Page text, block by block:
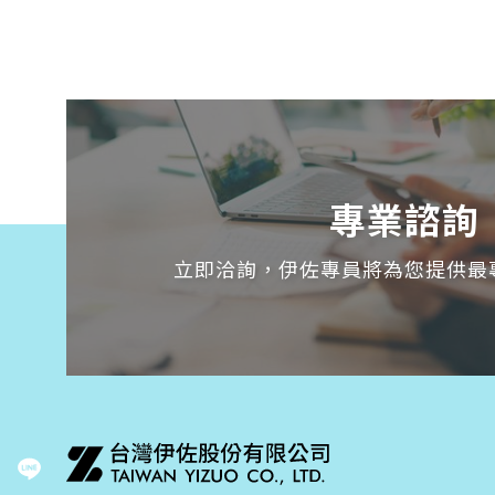
專業諮詢
立即洽詢，伊佐專員將為您提供